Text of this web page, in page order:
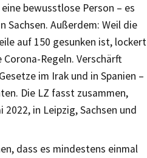
bewusstlose Person – es
Sachsen. Außerdem: Weil die
auf 150 gesunken ist, lockert
Regeln. Verschärft
im Irak und in Spanien –
Die LZ fasst zusammen,
in Leipzig, Sachsen und
dass es mindestens einmal